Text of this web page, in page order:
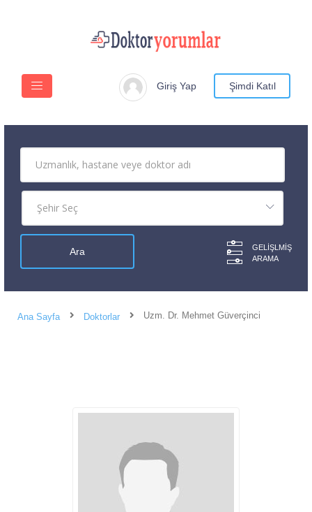
Giriş Yap Şimdi Katıl
GELIŞLMIŞ
ARAMA
Ana Sayfa Doktorlar Uzm. Dr. Mehmet Güverçinci